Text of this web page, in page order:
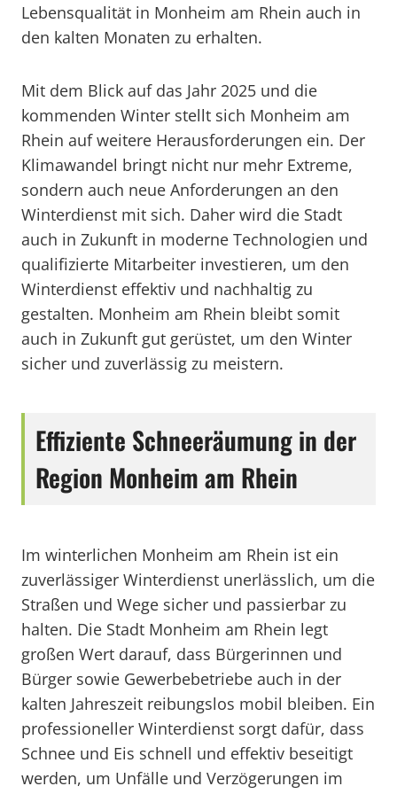
Lebensqualität in Monheim am Rhein auch in
den kalten Monaten zu erhalten.
Mit dem Blick auf das Jahr 2025 und die
kommenden Winter stellt sich Monheim am
Rhein auf weitere Herausforderungen ein. Der
Klimawandel bringt nicht nur mehr Extreme,
sondern auch neue Anforderungen an den
Winterdienst mit sich. Daher wird die Stadt
auch in Zukunft in moderne Technologien und
qualifizierte Mitarbeiter investieren, um den
Winterdienst effektiv und nachhaltig zu
gestalten. Monheim am Rhein bleibt somit
auch in Zukunft gut gerüstet, um den Winter
sicher und zuverlässig zu meistern.
Effiziente Schneeräumung in der
Region Monheim am Rhein
Im winterlichen Monheim am Rhein ist ein
zuverlässiger Winterdienst unerlässlich, um die
Straßen und Wege sicher und passierbar zu
halten. Die Stadt Monheim am Rhein legt
großen Wert darauf, dass Bürgerinnen und
Bürger sowie Gewerbebetriebe auch in der
kalten Jahreszeit reibungslos mobil bleiben. Ein
professioneller Winterdienst sorgt dafür, dass
Schnee und Eis schnell und effektiv beseitigt
werden, um Unfälle und Verzögerungen im